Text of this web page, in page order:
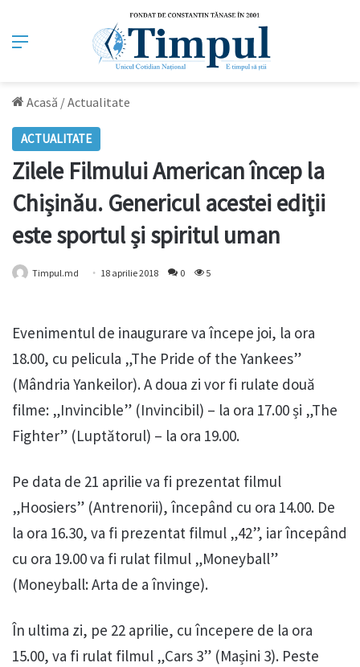
Meniu
Acasă /Actualitate
ACTUALITATE
Zilele Filmului American încep la
Chișinău. Genericul acestei ediții
este sportul și spiritul uman
Timpul.md 18 aprilie 2018 0 5
Evenimentul de inaugurare va începe joi, la ora
18.00, cu pelicula „The Pride of the Yankees”
(Mândria Yankeilor). A doua zi vor fi rulate două
filme: „Invincible” (Invincibil) – la ora 17.00 și „The
Fighter” (Luptătorul) – la ora 19.00.
Pe data de 21 aprilie va fi prezentat filmul
„Hoosiers” (Antrenorii), începând cu ora 14.00. De
la ora 16.30, va fi prezentat filmul „42”, iar începând
cu ora 19.00 va fi rulat filmul „Moneyball”
(Moneyball: Arta de a învinge).
În ultima zi, pe 22 aprilie, cu începere de la ora
15.00, va fi rulat filmul „Cars 3” (Mașini 3). Peste